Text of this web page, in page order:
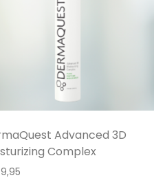
Advanced 3D
Complex